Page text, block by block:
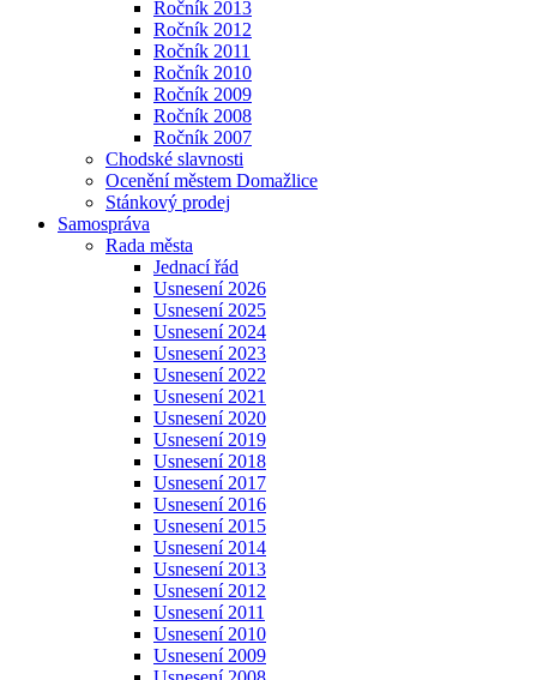
Ročník 2013
Ročník 2012
Ročník 2011
Ročník 2010
Ročník 2009
Ročník 2008
Ročník 2007
Chodské slavnosti
Ocenění městem Domažlice
Stánkový prodej
Samospráva
Rada města
Jednací řád
Usnesení 2026
Usnesení 2025
Usnesení 2024
Usnesení 2023
Usnesení 2022
Usnesení 2021
Usnesení 2020
Usnesení 2019
Usnesení 2018
Usnesení 2017
Usnesení 2016
Usnesení 2015
Usnesení 2014
Usnesení 2013
Usnesení 2012
Usnesení 2011
Usnesení 2010
Usnesení 2009